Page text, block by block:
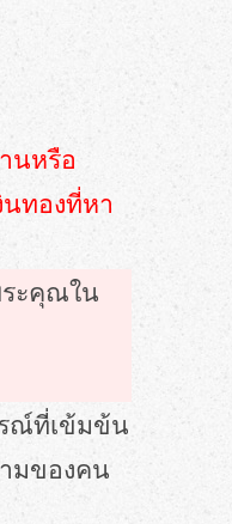
นหรือ
ทองที่หา
ะคุณใน
ณ์ที่เข้มข้น
มของคน